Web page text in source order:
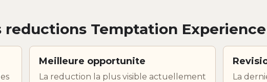
Temptation Experience
Meilleure opportunite
La reduction la plus visible actuellement
La